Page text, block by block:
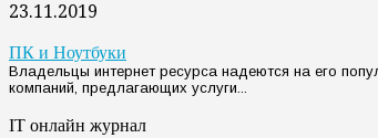
23.11.2019
ПК и Ноутбуки
Владельцы интернет ресурса надеются на его
компаний, предлагающих услуги...
IT онлайн журнал